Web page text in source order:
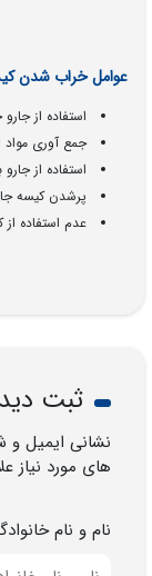
عوامل خراب شدن
استفاده از
جمع آوری مواد
استفاده از
پرشدن کیسه
عدم استفاده
ثبت
نشانی ایمیل
های مورد نیاز
نام و نام